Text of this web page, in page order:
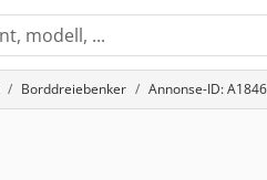
Borddreiebenker Annonse-ID: